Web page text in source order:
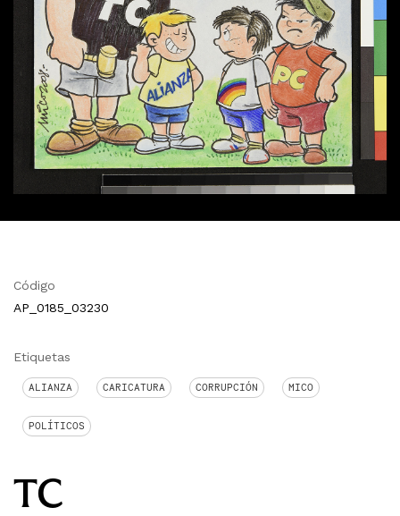
Código
AP_0185_03230
Etiquetas
ALIANZA CARICATURA CORRUPCIÓN MICO
POLÍTICOS
TC